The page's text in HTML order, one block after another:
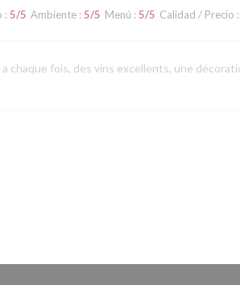
: 5/5 Ambiente: 5/5 Menú : 5/5 Calidad / Precio :
chaque fois, des vins excellents, une